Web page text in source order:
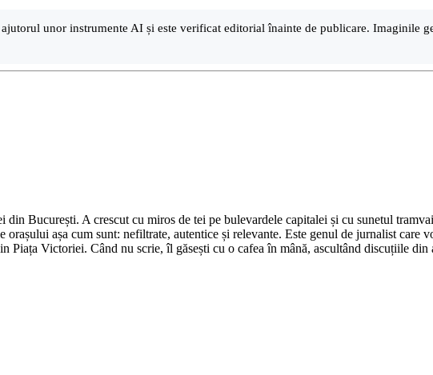
unor instrumente AI și este verificat editorial înainte de publicare. Imaginile
București. A crescut cu miros de tei pe bulevardele capitalei și cu sunetul
așa cum sunt: nefiltrate, autentice și relevante. Este genul de jurnalist care
Piața Victoriei. Când nu scrie, îl găsești cu o cafea în mână, ascultând discuțiile